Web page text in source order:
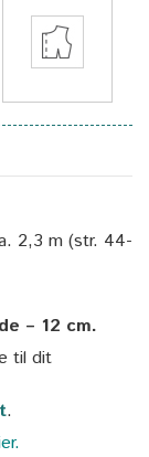
2,3 m (str. 44-
– 12 cm.
til dit
.